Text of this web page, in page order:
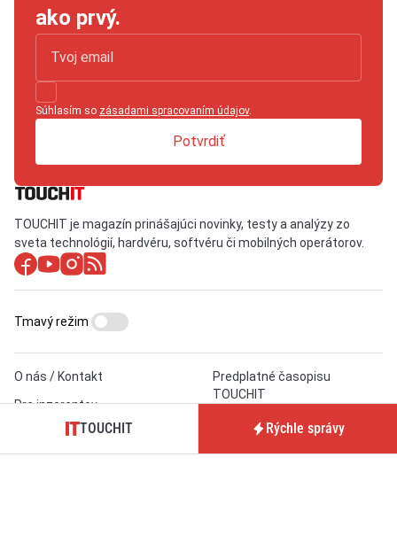
ako prvý.
Súhlasím so zásadami spracovaním údajov.
Potvrdiť
TOUCHIT je magazín prinášajúci novinky, testy a analýzy zo
sveta technológií, hardvéru, softvéru či mobilných operátorov.
O nás / Kontakt
Pre inzerentov
Predplatné časopisu
TOUCHIT
Podmienky používania webu
Podmienky predaja
Tmavý režim
TOUCHIT Rýchle správy